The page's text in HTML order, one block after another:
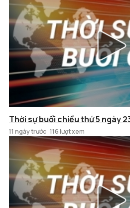
Thời sự buổi chiều thứ 5 ngày
11 ngày trước 116 lượt xem